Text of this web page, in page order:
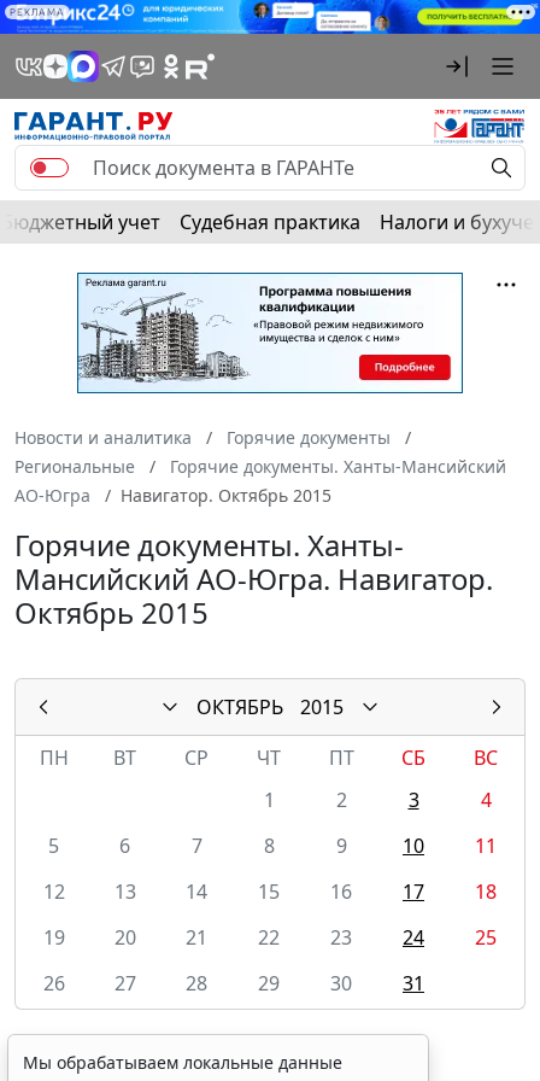
РЕКЛАМА
Бюджетный учет Судебная практика Налоги и
Новости и аналитика
Горячие документы
Региональные
Горячие документы. Ханты-Мансийский
АО-Югра
Навигатор. Октябрь 2015
Горячие документы. Ханты-
Мансийский АО-Югра. Навигатор.
Октябрь 2015
ОКТЯБРЬ
2015
ПН
ВТ СР ЧТ ПТ СБ
ВС
1
2 3
4
5
6 7 8 9 10
11
12
13 14 15 16 17
18
19
20 21 22 23 24
25
26
27 28 29 30 31
Мы обрабатываем локальные данные